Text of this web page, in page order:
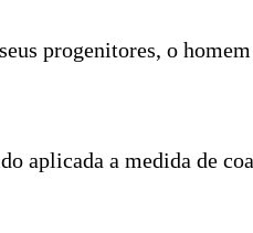
progenitores, o
aplicada a medida de